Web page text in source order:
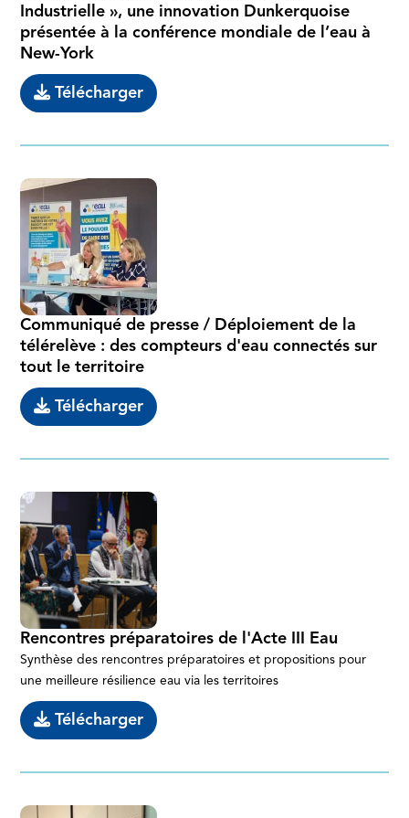
Industrielle », une innovation Dunkerquoise
présentée à la conférence mondiale de l’eau à
New-York
Télécharger
Communiqué de presse / Déploiement de la
télérelève : des compteurs d'eau connectés sur
tout le territoire
Télécharger
Rencontres préparatoires de l'Acte III Eau
Synthèse des rencontres préparatoires et propositions pour
une meilleure résilience eau via les territoires
Télécharger